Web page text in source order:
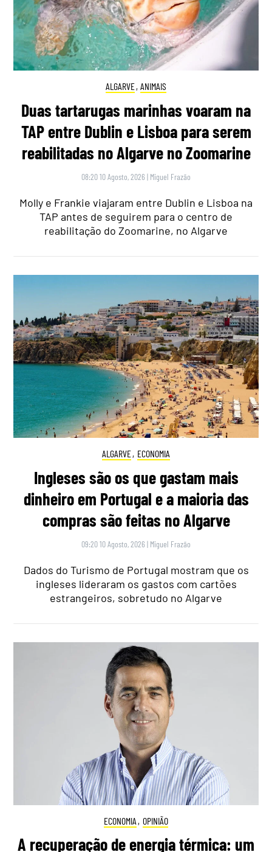
ALGARVE, ANIMAIS
Duas tartarugas marinhas voaram na
TAP entre Dublin e Lisboa para serem
reabilitadas no Algarve no Zoomarine
08:20 10 Agosto, 2026 | Miguel Frazão
Molly e Frankie viajaram entre Dublin e Lisboa na
TAP antes de seguirem para o centro de
reabilitação do Zoomarine, no Algarve
ALGARVE, ECONOMIA
Ingleses são os que gastam mais
dinheiro em Portugal e a maioria das
compras são feitas no Algarve
09:20 10 Agosto, 2026 | Miguel Frazão
Dados do Turismo de Portugal mostram que os
ingleses lideraram os gastos com cartões
estrangeiros, sobretudo no Algarve
ECONOMIA , OPINIÃO
A recuperação de energia térmica: um